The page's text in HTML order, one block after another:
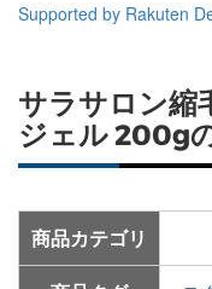
Supported by Rakuten
サラサロン縮
ジェル 200g
商品カテゴリ